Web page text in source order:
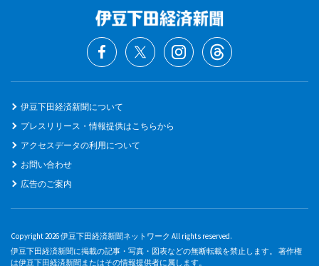
伊豆下田経済新聞について
プレスリリース・情報提供はこちらから
アクセスデータの利用について
お問い合わせ
広告のご案内
Copyright 2026 伊豆下田経済新聞ネットワーク All rights reserved.
伊豆下田経済新聞に掲載の記事・写真・図表などの無断転載を禁止します。 著作権
は伊豆下田経済新聞またはその情報提供者に属します。